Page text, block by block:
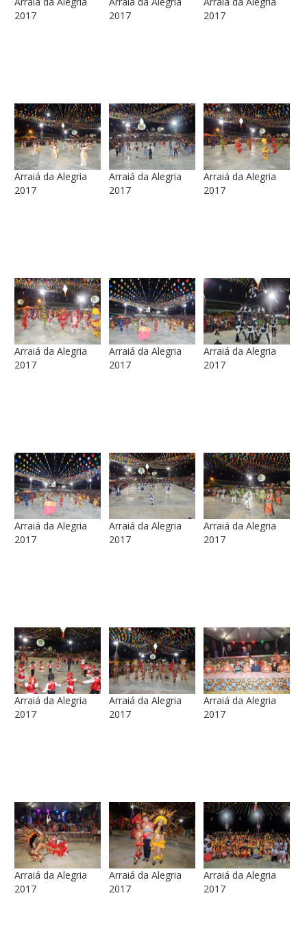
2017
2017
2017
Arraiá da Alegria
2017
Arraiá da Alegria
2017
Arraiá da Alegria
2017
Arraiá da Alegria
2017
Arraiá da Alegria
2017
Arraiá da Alegria
2017
Arraiá da Alegria
2017
Arraiá da Alegria
2017
Arraiá da Alegria
2017
Arraiá da Alegria
2017
Arraiá da Alegria
2017
Arraiá da Alegria
2017
Arraiá da Alegria
2017
Arraiá da Alegria
2017
Arraiá da Alegria
2017